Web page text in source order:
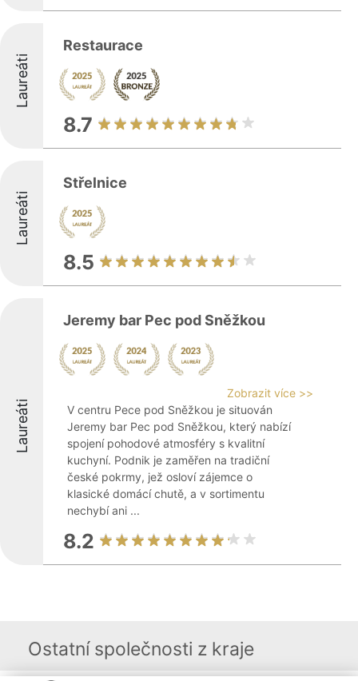
Laureáti
Restaurace
8.7
Laureáti
Střelnice
8.5
Laureáti
Jeremy bar Pec pod Sněžkou
Zobrazit více >>
V centru Pece pod Sněžkou je situován
Jeremy bar Pec pod Sněžkou, který nabízí
spojení pohodové atmosféry s kvalitní
kuchyní. Podnik je zaměřen na tradiční
české pokrmy, jež osloví zájemce o
klasické domácí chutě, a v sortimentu
nechybí ani ...
8.2
Ostatní společnosti z kraje